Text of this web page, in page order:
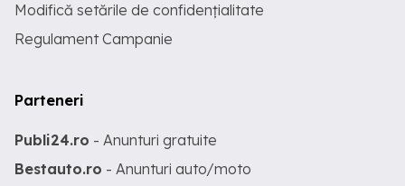
Modifică setările de confidențialitate
Regulament Campanie
Parteneri
Publi24.ro - Anunturi gratuite
Bestauto.ro - Anunturi auto/moto